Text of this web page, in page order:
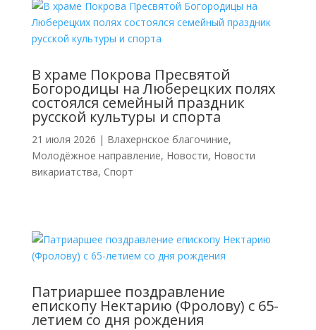
В храме Покрова Пресвятой
Богородицы на Люберецких полях
состоялся семейный праздник
русской культуры и спорта
21 июля 2026 | Влахернское благочиние,
Молодёжное направление, Новости, Новости
викариатства, Спорт
Патриаршее поздравление
епископу Нектарию (Фролову) с 65-
летием со дня рождения